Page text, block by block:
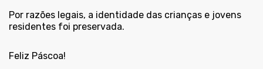
Por razões legais, a identidade das crianças e jovens
residentes foi preservada.
Feliz Páscoa!